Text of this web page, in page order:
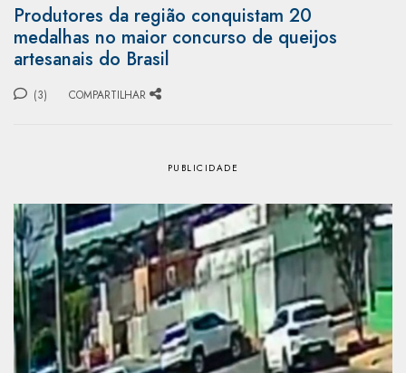
Produtores da região conquistam 20
medalhas no maior concurso de queijos
artesanais do Brasil
(3) COMPARTILHAR